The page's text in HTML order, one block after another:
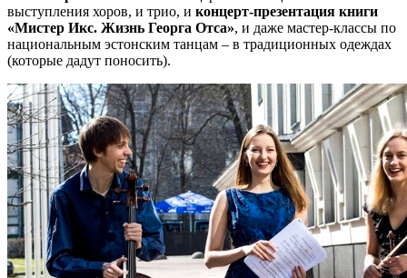
выступления хоров, и трио, и концерт-презентация книги
«Мистер Икс. Жизнь Георга Отса», и даже мастер-классы по
национальным эстонским танцам – в традиционных одеждах
(которые дадут поносить).